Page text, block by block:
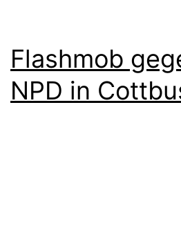
Flashmob
NPD in